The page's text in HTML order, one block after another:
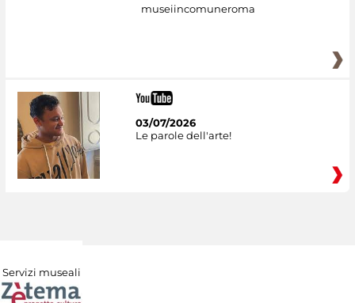
museiincomuneroma
03/07/2026
Le parole dell'arte!
Servizi museali